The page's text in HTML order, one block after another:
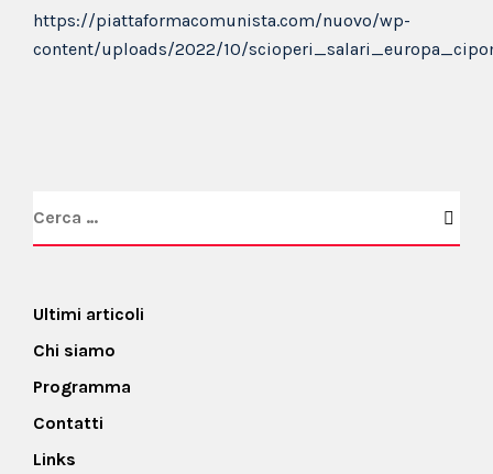
https://piattaformacomunista.com/nuovo/wp-
content/uploads/2022/10/
Ultimi articoli
Chi siamo
Programma
Contatti
Links